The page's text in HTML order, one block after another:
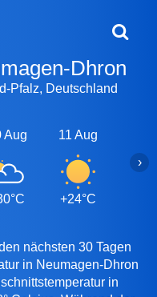
Dhron
Pfalz, Deutschland
Aug 11 Aug
+24°C
›
nächsten 30 Tagen
in Neumagen-Dhron
in